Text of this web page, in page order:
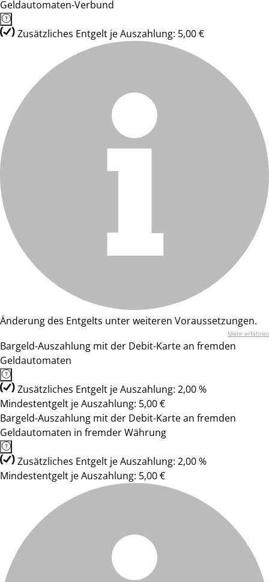
Geldautomaten-Verbund
Zusätzliches Entgelt je Auszahlung: 5,00 €
Änderung des Entgelts unter weiteren Voraussetzungen.
Mehr erfahren
Bargeld-Auszahlung mit der Debit-Karte an fremden
Geldautomaten
Zusätzliches Entgelt je Auszahlung: 2,00 %
Mindestentgelt je Auszahlung: 5,00 €
Bargeld-Auszahlung mit der Debit-Karte an fremden
Geldautomaten in fremder Währung
Zusätzliches Entgelt je Auszahlung: 2,00 %
Mindestentgelt je Auszahlung: 5,00 €